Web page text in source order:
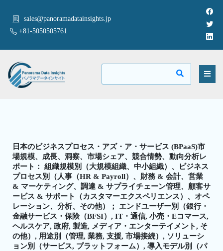
sales@panoramadatainsights.jp
+81-5050505761
日本のビジネスプロセス・アズ・ア・サービス (BPaaS)市
場規模、成長、洞察、市場シェア、競合情勢、動向分析レ
ポート： 組織規模別（大規模組織、中小組織）、ビジネス
プロセス別（人事（HR & Payroll）、財務 & 会計、営業
& マーケティング、調達 & サプライチェーン管理、顧客サ
ービス & サポート（カスタマーエクスペリエンス）、オペ
レーション、分析、その他）； エンドユーザー別（銀行・
金融サービス・保険（BFSI）, IT・通信, 小売・Eコマース,
ヘルスケア, 政府, 製造, メディア・エンターテイメント, そ
の他）, 用途別（管理, 業務, 支援, 市場接続）, ソリューシ
ョン別（サービス, プラットフォーム）, 導入モデル別（パ